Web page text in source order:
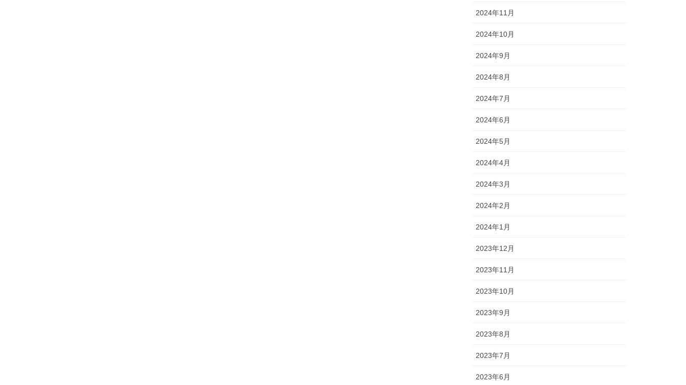
2024年11月
2024年10月
2024年9月
2024年8月
2024年7月
2024年6月
2024年5月
2024年4月
2024年3月
2024年2月
2024年1月
2023年12月
2023年11月
2023年10月
2023年9月
2023年8月
2023年7月
2023年6月